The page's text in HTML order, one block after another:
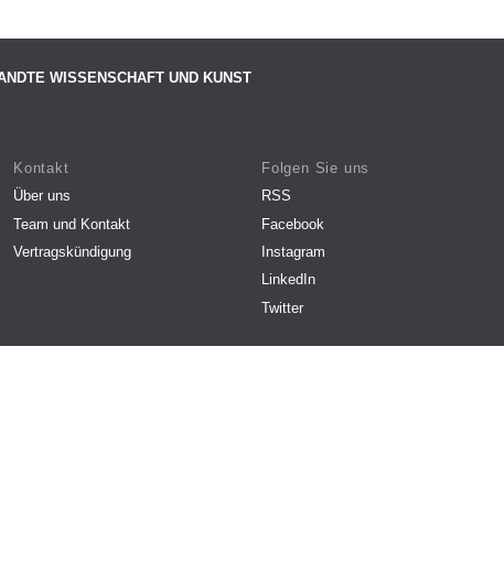
WISSENSCHAFT UND KUNST
Kontakt
Über uns
Team und Kontakt
Vertragskündigung
Folgen Sie uns
RSS
Facebook
Instagram
LinkedIn
Twitter